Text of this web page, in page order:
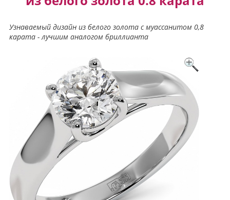
Узнаваемый дизайн из белого золота с муассанитом 0,8
карата - лучшим аналогом бриллианта